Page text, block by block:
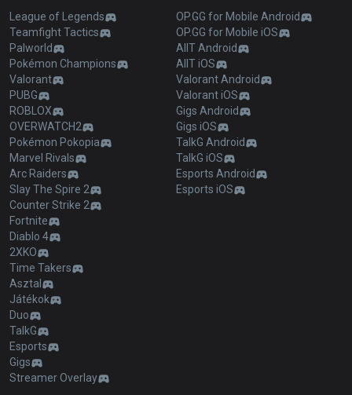
League of Legends
Teamfight Tactics
Palworld
Pokémon Champions
Valorant
PUBG
ROBLOX
OVERWATCH2
Pokémon Pokopia
Marvel Rivals
Arc Raiders
Slay The Spire 2
Counter Strike 2
Fortnite
Diablo 4
2XKO
Time Takers
Asztal
Játékok
Duo
TalkG
Esports
Gigs
Streamer Overlay
OP.GG for Mobile Android
OP.GG for Mobile iOS
AllT Android
AllT iOS
Valorant Android
Valorant iOS
Gigs Android
Gigs iOS
TalkG Android
TalkG iOS
Esports Android
Esports iOS